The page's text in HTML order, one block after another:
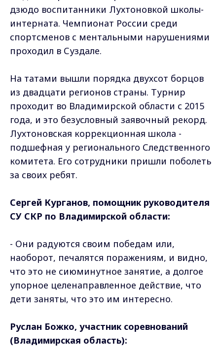
дзюдо воспитанники Лухтоновкой школы-
интерната. Чемпионат России среди
спортсменов с ментальными нарушениями
проходил в Суздале.
На татами вышли порядка двухсот борцов
из двадцати регионов страны. Турнир
проходит во Владимирской области с 2015
года, и это безусловный заявочный рекорд.
Лухтоновская коррекционная школа -
подшефная у регионального Следственного
комитета. Его сотрудники пришли поболеть
за своих ребят.
Сергей Курганов, помощник руководителя
СУ СКР по Владимирской области:
- Они радуются своим победам или,
наоборот, печалятся поражениям, и видно,
что это не сиюминутное занятие, а долгое
упорное целенаправленное действие, что
дети заняты, что это им интересно.
Руслан Божко, участник соревнований
(Владимирская область):